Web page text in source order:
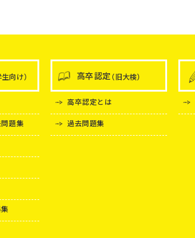
向け）
題集
高卒認定（旧大検）
高卒認定とは
過去問題集